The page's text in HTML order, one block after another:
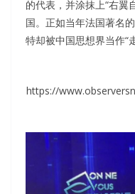
的代表，并涂抹上“右翼
国。正如当年法国著名
特却被中国思想界当作
https://